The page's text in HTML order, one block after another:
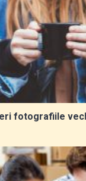
fotografiile